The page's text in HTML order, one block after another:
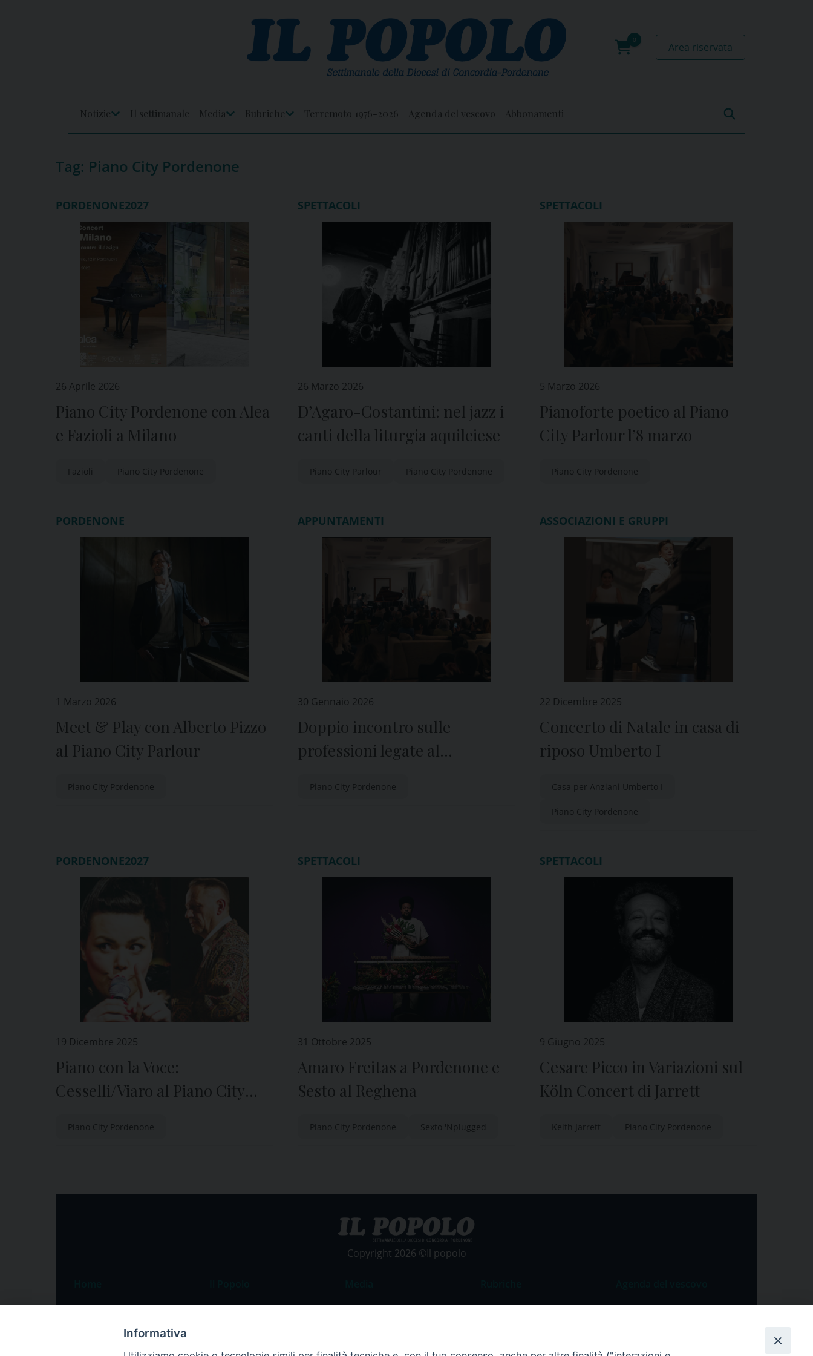
0
Area riservata
Notizie
Il settimanale
Media
Rubriche
Terremoto 1976-2026 Agenda del vescovo Abbonamenti
Tag: Piano City Pordenone
PORDENONE2027
26 Aprile 2026
Piano City Pordenone con Alea
e Fazioli a Milano
Fazioli Piano City Pordenone
SPETTACOLI
26 Marzo 2026
D’Agaro-Costantini: nel jazz i
canti della liturgia aquileiese
Piano City Parlour Piano City Pordenone
SPETTACOLI
5 Marzo 2026
Pianoforte poetico al Piano
City Parlour l’8 marzo
Piano City Pordenone
PORDENONE
1 Marzo 2026
Meet & Play con Alberto Pizzo
al Piano City Parlour
Piano City Pordenone
APPUNTAMENTI
30 Gennaio 2026
Doppio incontro sulle
professioni legate al
Piano City Pordenone
ASSOCIAZIONI E GRUPPI
22 Dicembre 2025
Concerto di Natale in casa di
riposo Umberto I
Casa per Anziani Umberto I
Piano City Pordenone
PORDENONE2027
19 Dicembre 2025
Piano con la Voce:
Cesselli/Viaro al Piano City
Piano City Pordenone
SPETTACOLI
31 Ottobre 2025
Amaro Freitas a Pordenone e
Sesto al Reghena
Piano City Pordenone Sexto 'Nplugged
SPETTACOLI
9 Giugno 2025
Cesare Picco in Variazioni sul
Köln Concert di Jarrett
Keith Jarrett Piano City Pordenone
Copyright 2026 ©Il popolo
Speciali
Pordenone
Portogruaro
Il settimanale
La redazione
Foto
Commento al Vangelo
Costume e Società
Agenda del vescovo
Informativa